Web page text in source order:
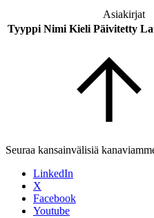
Asiakirjat
Tyyppi Nimi Kieli Päivitetty
Seuraa kansainvälisiä
LinkedIn
X
Facebook
Youtube